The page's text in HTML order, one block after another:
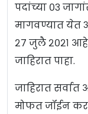
पदांच्या ०३
मागवण्यात येत
२७ जुलै २०२१
जाहिरात पाहा.
जाहिरात
मोफत जॉईन